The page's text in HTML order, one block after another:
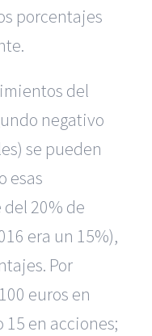
porcentajes
del
negativo
se pueden
esas
20% de
era un 15%),
Por
euros en
en acciones;